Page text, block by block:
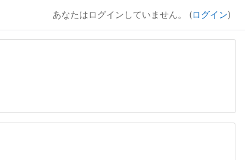
あなたはログインしていません。 (ログイン)